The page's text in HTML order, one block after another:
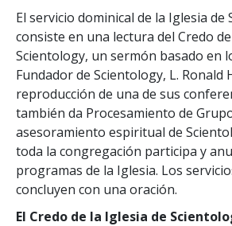
El servicio dominical de la Iglesia de
consiste en una lectura del Credo
Scientology, un sermón basado en
Fundador de Scientology, L. Ronald
reproducción de una de sus
también da Procesamiento de
asesoramiento espiritual de
toda la congregación participa y
programas de la Iglesia. Los
concluyen con una oración.
El Credo de la Iglesia de